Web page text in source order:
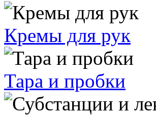
Кремы для рук
Тара и пробки